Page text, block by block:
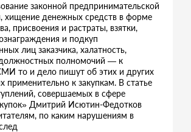
законной предпринимательской
хищение денежных средств в форме
присвоения и растраты, взятки,
и подкуп
лиц заказчика, халатность,
полномочий — к
то и дело пишут об этих и других
применительно к закупкам. В статье
совершаемых в сфере
Дмитрий Исютин-Федотков
по каким нарушениям в